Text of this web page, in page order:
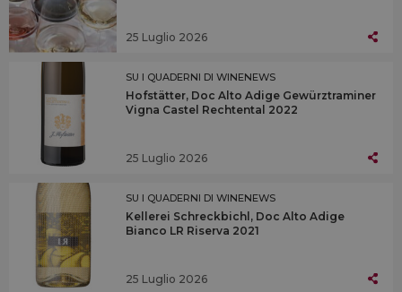
25 Luglio 2026
SU I QUADERNI DI WINENEWS
Hofstätter, Doc Alto Adige Gewürztraminer
Vigna Castel Rechtental 2022
25 Luglio 2026
SU I QUADERNI DI WINENEWS
Kellerei Schreckbichl, Doc Alto Adige
Bianco LR Riserva 2021
25 Luglio 2026